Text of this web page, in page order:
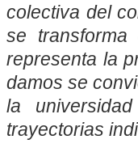
colectiva del
se
representa la
damos se
la
trayectorias